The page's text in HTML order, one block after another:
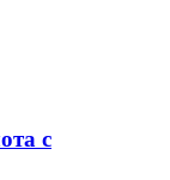
с